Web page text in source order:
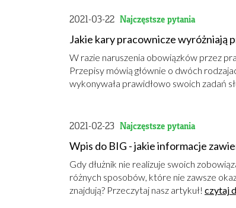
2021-03-22 Najczęstsze pytania
Jakie kary pracownicze wyróżniają
W razie naruszenia obowiązków przez
Przepisy mówią głównie o dwóch
wykonywała prawidłowo swoich zadań
2021-02-23 Najczęstsze pytania
Wpis do BIG - jakie informacje
Gdy dłużnik nie realizuje swoich
różnych sposobów, które nie zawsze
znajdują? Przeczytaj nasz artykuł! czytaj